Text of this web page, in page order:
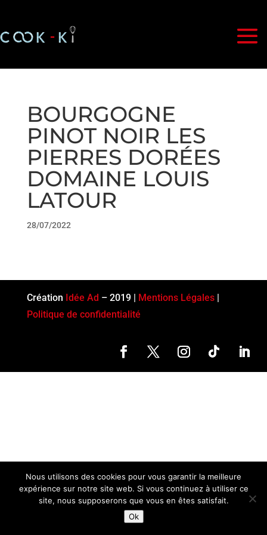
BOURGOGNE
PINOT NOIR LES
PIERRES DORÉES
DOMAINE LOUIS
LATOUR
28/07/2022
Création Idée Ad – 2019 | Mentions Légales|
Politique de confidentialité
Nous utilisons des cookies pour vous garantir la meilleure
expérience sur notre site web. Si vous continuez à utiliser ce
site, nous supposerons que vous en êtes satisfait.
Ok